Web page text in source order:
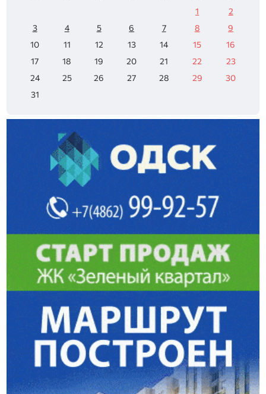
1
2
3
4 5 6 7 8
9
10
11 12 13 14 15
16
17
18 19 20 21 22
23
24
25 26 27 28 29
30
31